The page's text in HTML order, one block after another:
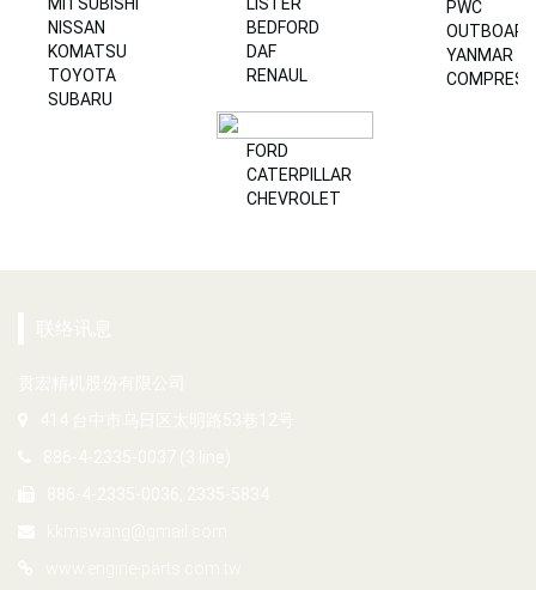
NISSAN
KOMATSU
TOYOTA
SUBARU
BEDFORD
DAF
RENAUL
FORD
CATERPILLAR
CHEVROLET
PWC
OUTBOARD
YANMAR